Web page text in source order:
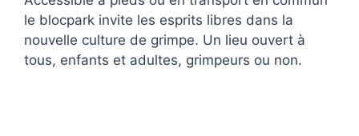
le blocpark invite les esprits libres dans la
nouvelle culture de grimpe. Un lieu ouvert à
tous, enfants et adultes, grimpeurs ou non.